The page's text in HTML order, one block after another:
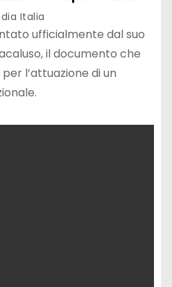
Italia
ufficialmente dal suo
il documento che
l’attuazione di un